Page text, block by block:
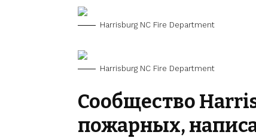
Harrisburg NC Fire Department
Harrisburg NC Fire Department
Сообщество
пожарных,